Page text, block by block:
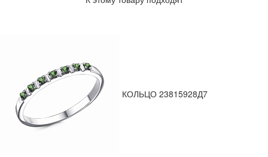
КОЛЬЦО 23815928Д7